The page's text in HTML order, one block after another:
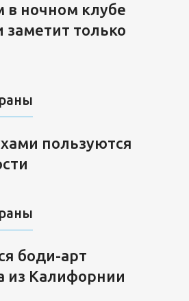
в ночном клубе
заметит только
пользуются
боди-арт
из Калифорнии